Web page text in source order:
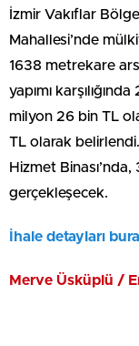
İzmir Vakıflar
Mahallesi’nde
1638 metrekare
yapımı
milyon 26 bin TL
TL olarak
Hizmet
gerçekleşecek.
İhale detayları
Merve Üsküplü /